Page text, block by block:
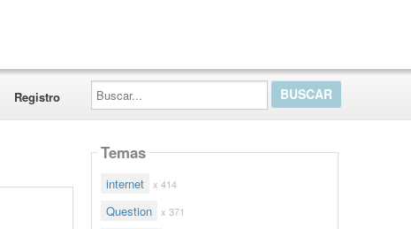
Registro
Buscar...
Temas
internet x 414
Question x 371